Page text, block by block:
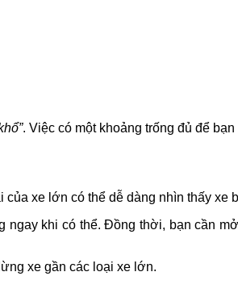
. Việc có một khoảng trống đủ để
xe lớn có thể dễ dàng nhìn thấy xe
khi có thể. Đồng thời, bạn cần
xe gần các loại xe lớn.